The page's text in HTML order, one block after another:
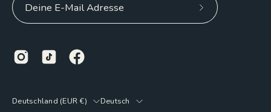
Abonniere
Land
Deutschland (EUR €) Sprache
Deutsch